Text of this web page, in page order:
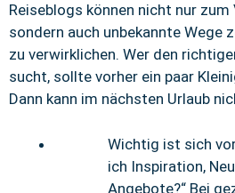
Reiseblogs können nicht nur
sondern auch unbekannte Wege
zu verwirklichen. Wer den
sucht, sollte vorher ein paar
Dann kann im nächsten Urlaub
Wichtig ist sich
ich Inspiration,
Angebote?“ Bei